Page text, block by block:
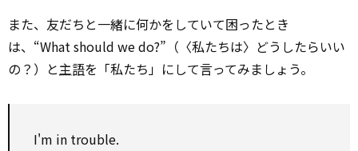
また、友だちと一緒に何かをしていて困ったとき
は、“What should we do?”（〈私たちは〉どうしたらいい
の？）と主語を「私たち」にして言ってみましょう。
I'm in trouble.